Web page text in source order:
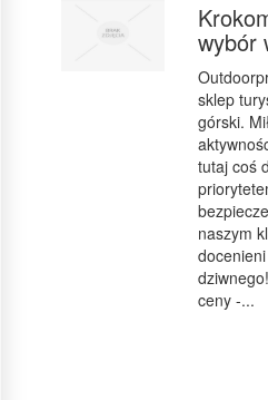
wybór
sklep
górski.
tutaj coś
naszym
ceny -...